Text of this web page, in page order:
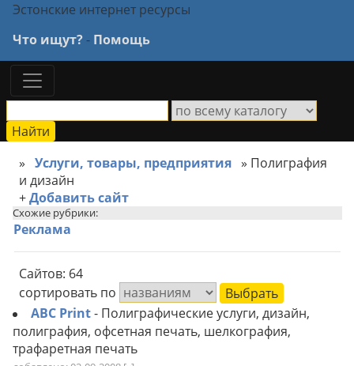
Эстонские интернет ресурсы
Что ищут?- Помощь
» Услуги, товары, предприятия » Полиграфия
и дизайн
+Добавить сайт
Схожие рубрики:
Реклама
Сайтов: 64
сортировать по
ABC Print- Полиграфические услуги, дизайн,
полиграфия, офсетная печать, шелкография,
трафаретная печать